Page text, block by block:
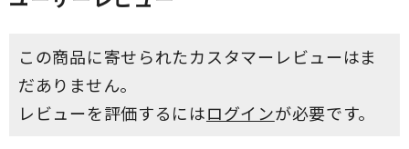
この商品に寄せられたカスタマーレビューはま
だありません。
レビューを評価するにはログインが必要です。